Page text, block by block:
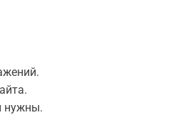
нужны.